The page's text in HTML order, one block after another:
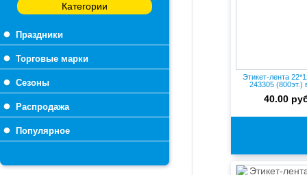
Категории
Праздники
Торговые марки
Сезоны
Распродажа
Популярное
Этикет-лента
243305 (800эт.)
40.00